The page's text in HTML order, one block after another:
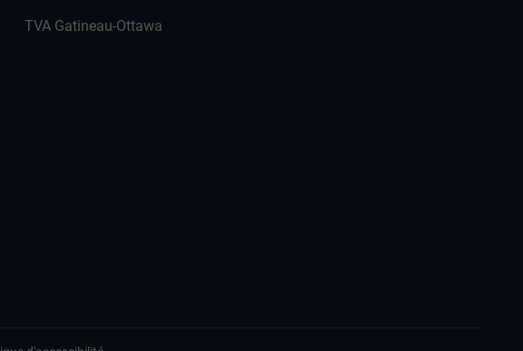
TVA Gatineau-Ottawa